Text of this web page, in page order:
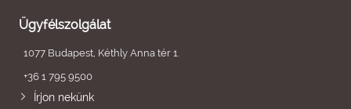
Ügyfélszolgálat
1077 Budapest, Kéthly Anna tér 1.
+36 1 795 9500
Írjon nekünk